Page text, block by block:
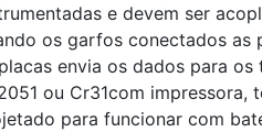
e devem ser
os garfos conectados as
envia os dados para
ou Cr31com
para funcionar com